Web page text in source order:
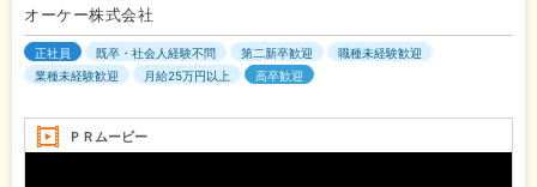
オーケー株式会社
正社員 既卒・社会人経験不問 第二新卒歓迎
職種未経験歓迎
業種未経験歓迎
月給25万円以上 高卒歓迎
ＰＲムービー